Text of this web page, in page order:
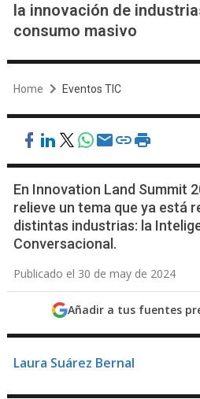
la innovación de
consumo masivo
Home Eventos TIC
En Innovation Land Summit
relieve un tema que ya está
distintas industrias: la
Conversacional.
Publicado el 30 de may de 2024
Añadir a tus fuentes
Laura Suárez Bernal